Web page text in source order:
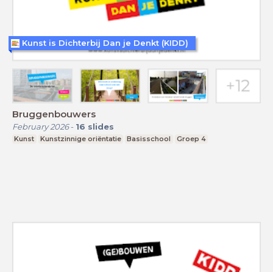
Bruggenbouwers
February 2026- 16 slides
Kunst Kunstzinnige oriëntatie Basisschool Groep 4
Kunst is Dichterbij Dan je Denkt (KIDD)